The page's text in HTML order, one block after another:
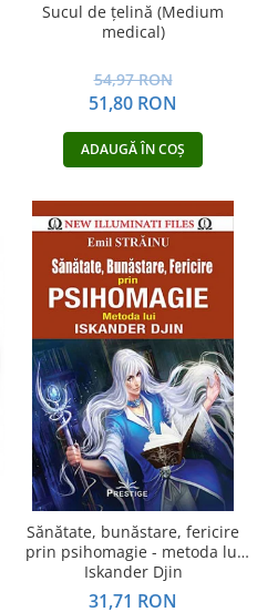
Sucul de ţelină (Medium
medical)
54,97 RON
51,80 RON
ADAUGĂ ÎN COȘ
Sănătate, bunăstare, fericire
prin psihomagie - metoda lui
Iskander Djin
31,71 RON